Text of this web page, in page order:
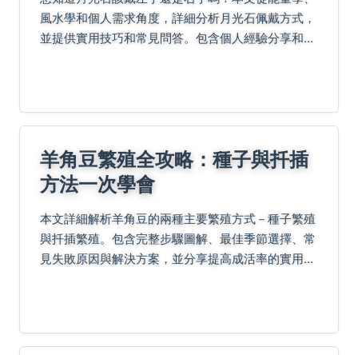
風水學和個人需求角度，詳細分析月光石佩戴方式，
並提供實用技巧和常見問答。包含個人經驗分享和負
羊角豆繁殖全攻略：種子與扦插
方法一次學會
本文詳細解析羊角豆的兩種主要繁殖方式－種子繁殖
與扦插繁殖。包含完整步驟圖解、最佳季節選擇、常
見失敗原因與解決方案，並分享提高成活率的實用技